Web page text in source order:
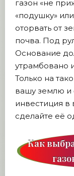
газон «не
«подушку»
оторвать от
почва. Под
Основание
утрамбовано
Только на
вашу землю и
инвестиция
сделайте её
Как